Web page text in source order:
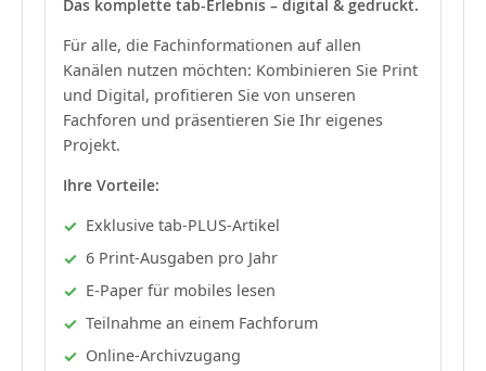
Das komplette tab-Erlebnis – digital & gedruckt.
Für alle, die Fachinformationen auf allen
Kanälen nutzen möchten: Kombinieren Sie Print
und Digital, profitieren Sie von unseren
Fachforen und präsentieren Sie Ihr eigenes
Projekt.
Ihre Vorteile:
Exklusive tab-PLUS-Artikel
6 Print-Ausgaben pro Jahr
E-Paper für mobiles lesen
Teilnahme an einem Fachforum
Online-Archivzugang